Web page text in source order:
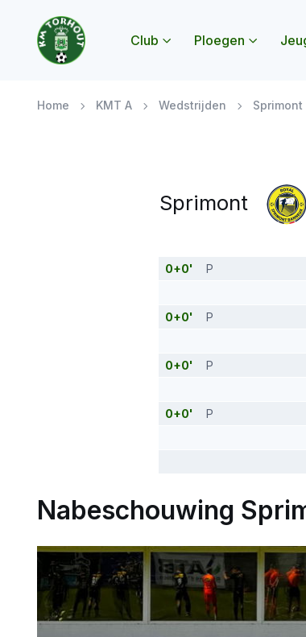
Club
Submenu Club openen
Ploegen
Submenu
Home KMT A Wedstrijden
Sprimont
0+0' P
0+0'
P
0+0'
P
0+0'
P
Nabeschouwing